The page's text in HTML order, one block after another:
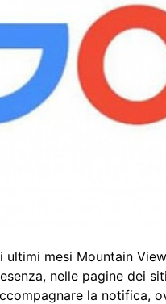
ultimi mesi Mountain
nelle pagine dei
la notifica,